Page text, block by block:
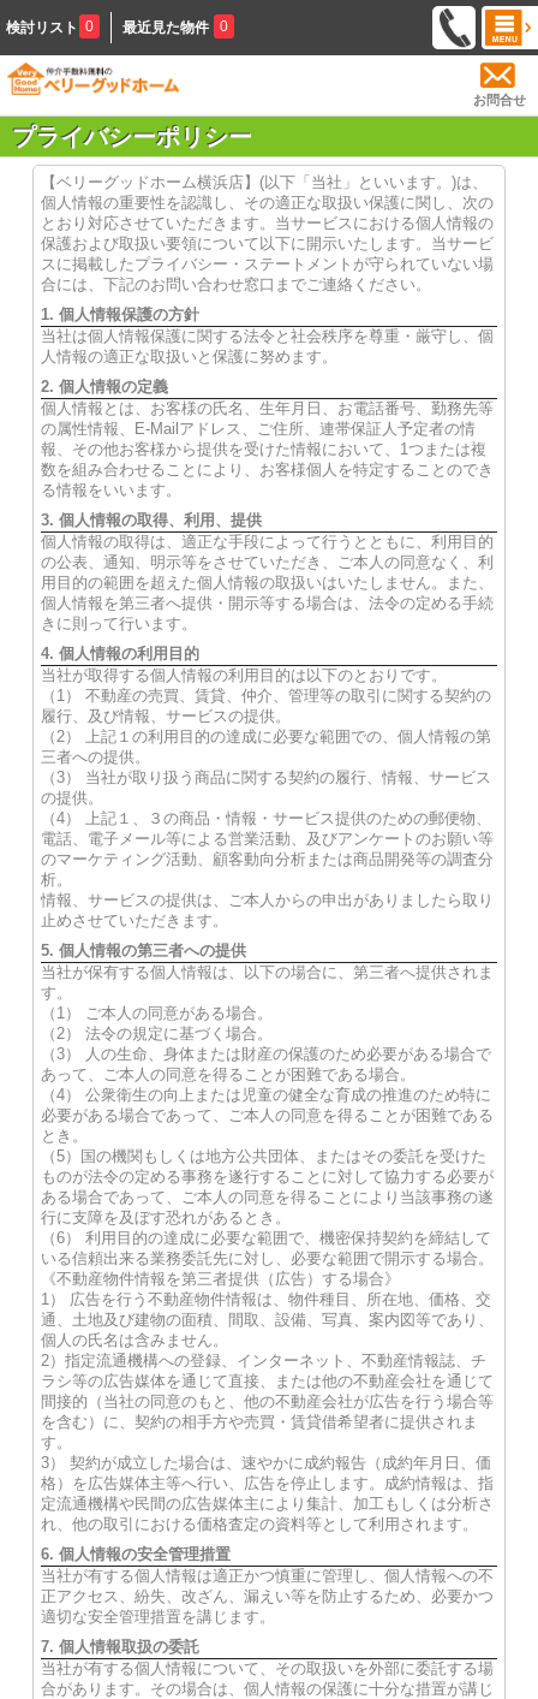
検討リスト 0 最近見た物件 0
お問合せ
プライバシーポリシー
【ベリーグッドホーム横浜店】(以下「当社」といいます。)は、
個人情報の重要性を認識し、その適正な取扱い保護に関し、次の
とおり対応させていただきます。当サービスにおける個人情報の
保護および取扱い要領について以下に開示いたします。当サービ
スに掲載したプライバシー・ステートメントが守られていない場
合には、下記のお問い合わせ窓口までご連絡ください。
1. 個人情報保護の方針
当社は個人情報保護に関する法令と社会秩序を尊重・厳守し、個
人情報の適正な取扱いと保護に努めます。
2. 個人情報の定義
個人情報とは、お客様の氏名、生年月日、お電話番号、勤務先等
の属性情報、E-Mailアドレス、ご住所、連帯保証人予定者の情
報、その他お客様から提供を受けた情報において、1つまたは複
数を組み合わせることにより、お客様個人を特定することのでき
る情報をいいます。
3. 個人情報の取得、利用、提供
個人情報の取得は、適正な手段によって行うとともに、利用目的
の公表、通知、明示等をさせていただき、ご本人の同意なく、利
用目的の範囲を超えた個人情報の取扱いはいたしません。また、
個人情報を第三者へ提供・開示等する場合は、法令の定める手続
きに則って行います。
4. 個人情報の利用目的
当社が取得する個人情報の利用目的は以下のとおりです。
（1） 不動産の売買、賃貸、仲介、管理等の取引に関する契約の
履行、及び情報、サービスの提供。
（2） 上記１の利用目的の達成に必要な範囲での、個人情報の第
三者への提供。
（3） 当社が取り扱う商品に関する契約の履行、情報、サービス
の提供。
（4） 上記１、３の商品・情報・サービス提供のための郵便物、
電話、電子メール等による営業活動、及びアンケートのお願い等
のマーケティング活動、顧客動向分析または商品開発等の調査分
析。
情報、サービスの提供は、ご本人からの申出がありましたら取り
止めさせていただきます。
5. 個人情報の第三者への提供
当社が保有する個人情報は、以下の場合に、第三者へ提供されま
す。
（1） ご本人の同意がある場合。
（2） 法令の規定に基づく場合。
（3） 人の生命、身体または財産の保護のため必要がある場合で
あって、ご本人の同意を得ることが困難である場合。
（4） 公衆衛生の向上または児童の健全な育成の推進のため特に
必要がある場合であって、ご本人の同意を得ることが困難である
とき。
（5）国の機関もしくは地方公共団体、またはその委託を受けた
ものが法令の定める事務を遂行することに対して協力する必要が
ある場合であって、ご本人の同意を得ることにより当該事務の遂
行に支障を及ぼす恐れがあるとき。
（6） 利用目的の達成に必要な範囲で、機密保持契約を締結して
いる信頼出来る業務委託先に対し、必要な範囲で開示する場合。
《不動産物件情報を第三者提供（広告）する場合》
1） 広告を行う不動産物件情報は、物件種目、所在地、価格、交
通、土地及び建物の面積、間取、設備、写真、案内図等であり、
個人の氏名は含みません。
2）指定流通機構への登録、インターネット、不動産情報誌、チ
ラシ等の広告媒体を通じて直接、または他の不動産会社を通じて
間接的（当社の同意のもと、他の不動産会社が広告を行う場合等
を含む）に、契約の相手方や売買・賃貸借希望者に提供されま
す。
3） 契約が成立した場合は、速やかに成約報告（成約年月日、価
格）を広告媒体主等へ行い、広告を停止します。成約情報は、指
定流通機構や民間の広告媒体主により集計、加工もしくは分析さ
れ、他の取引における価格査定の資料等として利用されます。
6. 個人情報の安全管理措置
当社が有する個人情報は適正かつ慎重に管理し、個人情報への不
正アクセス、紛失、改ざん、漏えい等を防止するため、必要かつ
適切な安全管理措置を講じます。
7. 個人情報取扱の委託
当社が有する個人情報について、その取扱いを外部に委託する場
合があります。その場合は、個人情報の保護に十分な措置が講じ